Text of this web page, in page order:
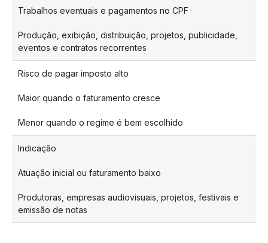
Trabalhos eventuais e pagamentos no CPF
Produção, exibição, distribuição, projetos, publicidade,
eventos e contratos recorrentes
Risco de pagar imposto alto
Maior quando o faturamento cresce
Menor quando o regime é bem escolhido
Indicação
Atuação inicial ou faturamento baixo
Produtoras, empresas audiovisuais, projetos, festivais e
emissão de notas